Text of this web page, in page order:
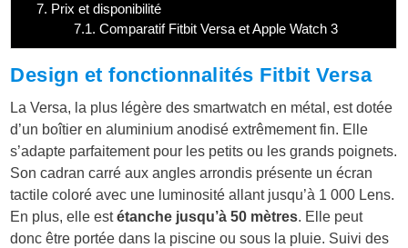
7. Prix et disponibilité
7.1. Comparatif Fitbit Versa et Apple Watch 3
Design et fonctionnalités Fitbit Versa
La Versa, la plus légère des smartwatch en métal, est dotée
d’un boîtier en aluminium anodisé extrêmement fin. Elle
s’adapte parfaitement pour les petits ou les grands poignets.
Son cadran carré aux angles arrondis présente un écran
tactile coloré avec une luminosité allant jusqu’à 1 000 Lens.
En plus, elle estétanche jusqu’à 50 mètres. Elle peut
donc être portée dans la piscine ou sous la pluie. Suivi des